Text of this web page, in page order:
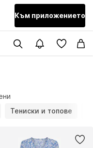
Към приложението
Тениски и топове